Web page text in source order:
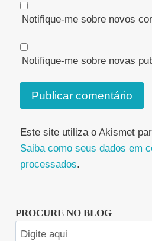
Notifique-me sobre novos
Notifique-me sobre novas
Este site utiliza o Akismet
Saiba como seus dados em
processados.
PROCURE NO BLOG